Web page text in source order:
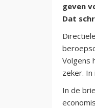
geven
Dat
Volgens
zeker.
In de